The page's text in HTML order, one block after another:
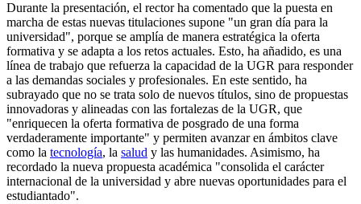
Durante la presentación, el rector ha comentado que la puesta en
marcha de estas nuevas titulaciones supone "un gran día para la
universidad", porque se amplía de manera estratégica la oferta
formativa y se adapta a los retos actuales. Esto, ha añadido, es una
línea de trabajo que refuerza la capacidad de la UGR para responder
a las demandas sociales y profesionales. En este sentido, ha
subrayado que no se trata solo de nuevos títulos, sino de propuestas
innovadoras y alineadas con las fortalezas de la UGR, que
"enriquecen la oferta formativa de posgrado de una forma
verdaderamente importante" y permiten avanzar en ámbitos clave
como la tecnología, la salud y las humanidades. Asimismo, ha
recordado la nueva propuesta académica "consolida el carácter
internacional de la universidad y abre nuevas oportunidades para el
estudiantado".